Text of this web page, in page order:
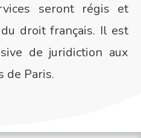
seront régis et
droit français. Il est
de juridiction aux
de Paris.